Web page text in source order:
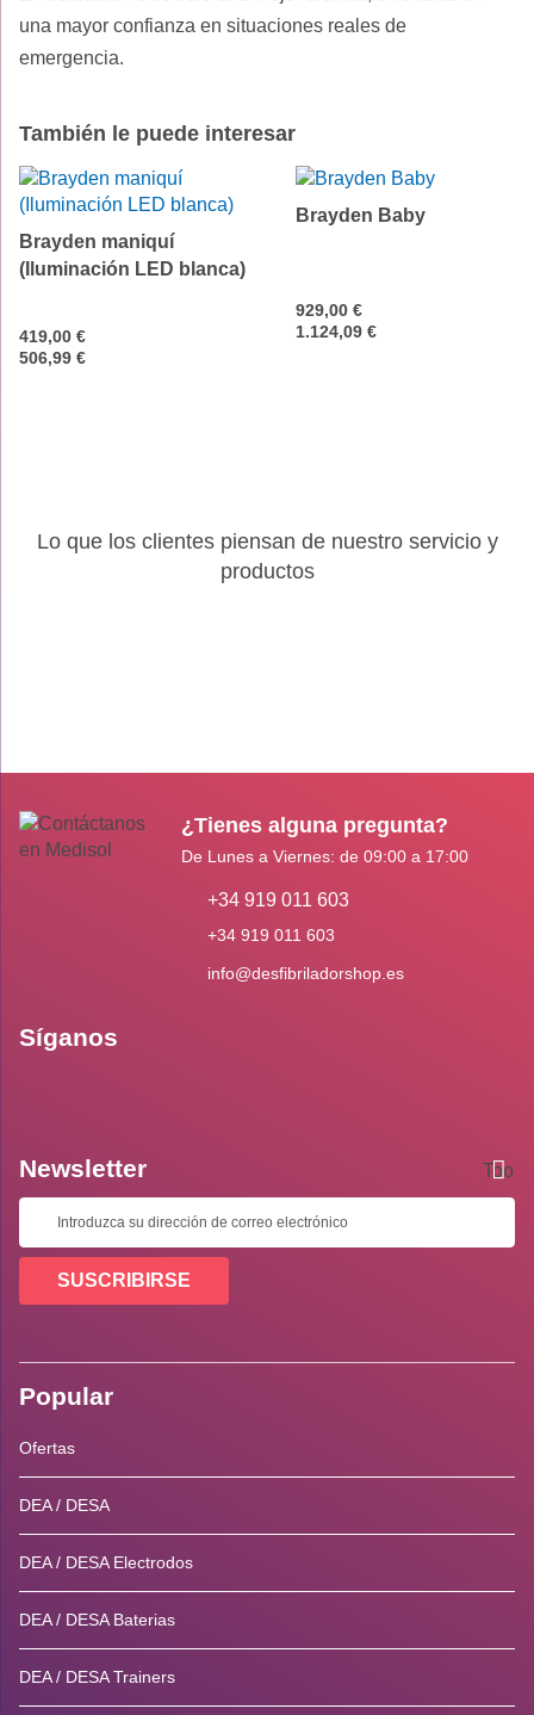
una mayor confianza en situaciones reales de
emergencia.
También le puede interesar
Brayden maniquí
(Iluminación LED blanca)
419,00 €
506,99 €
Brayden Baby
929,00 €
1.124,09 €
Lo que los clientes piensan de nuestro servicio y
productos
¿Tienes alguna pregunta?
De Lunes a Viernes: de 09:00 a 17:00
+34 919 011 603
+34 919 011 603
info@desfibriladorshop.es
Síganos
Newsletter
SUSCRIBIRSE
Popular
Ofertas
DEA / DESA
DEA / DESA Electrodos
DEA / DESA Baterias
DEA / DESA Trainers